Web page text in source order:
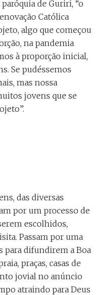
de Guriri, “o
Católica
algo que começou
na pandemia
à proporção inicial,
Se pudéssemos
mas nossa
jovens que se
das diversas
por um processo de
escolhidos,
Passam por uma
para difundirem a Boa
praças, casas de
jovial no anúncio
atraindo para Deus